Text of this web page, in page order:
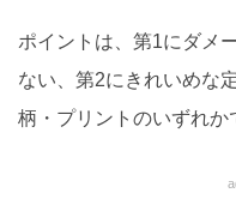
ポイントは、第1にダメ
ない、第2にきれいめな
柄・プリントのいずれか